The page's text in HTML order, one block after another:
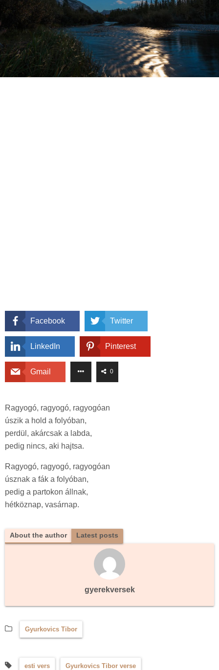
Facebook Twitter
LinkedIn Pinterest
Gmail 0
Ragyogó, ragyogó, ragyogóan
úszik a hold a folyóban,
perdül, akárcsak a labda,
pedig nincs, aki hajtsa.
Ragyogó, ragyogó, ragyogóan
úsznak a fák a folyóban,
pedig a partokon állnak,
hétköznap, vasárnap.
About the author Latest posts
gyerekversek
Gyurkovics Tibor
esti vers Gyurkovics Tibor verse